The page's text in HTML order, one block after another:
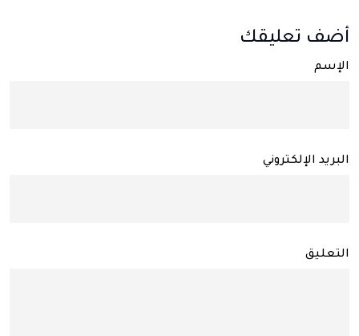
أضف تعليقك
الإسم
البريد الإلكتروني
التعليق